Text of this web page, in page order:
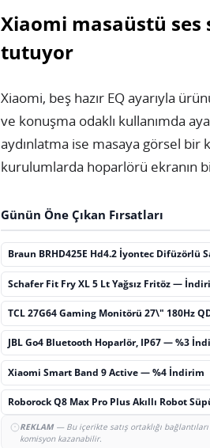
Xiaomi masaüstü ses
tutuyor
Xiaomi, beş hazır EQ ayarıyla
ve konuşma odaklı kullanımda
aydınlatma ise masaya görsel bir
kurulumlarda hoparlörü ekranın
Günün Öne Çıkan Fırsatları
Braun BRHD425E Hd4.2 İyontec
Schafer Fit Fry XL 5 Lt Yağsız Fritöz —
TCL 27G64 Gaming Monitörü 27\" 180Hz
JBL Go4 Bluetooth Hoparlör, IP67 — %3
Xiaomi Smart Band 9 Active — %4 İndirim
Roborock Q8 Max Pro Plus Akıllı Robot
REKLAM— Bu içerikte satış ortaklığı
komisyon kazanabilir.